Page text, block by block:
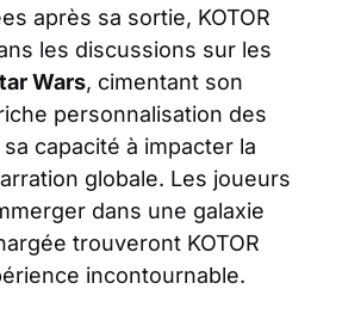
après sa sortie, KOTOR
les discussions sur les
Wars, cimentant son
personnalisation des
capacité à impacter la
globale. Les joueurs
dans une galaxie
trouveront KOTOR
incontournable.